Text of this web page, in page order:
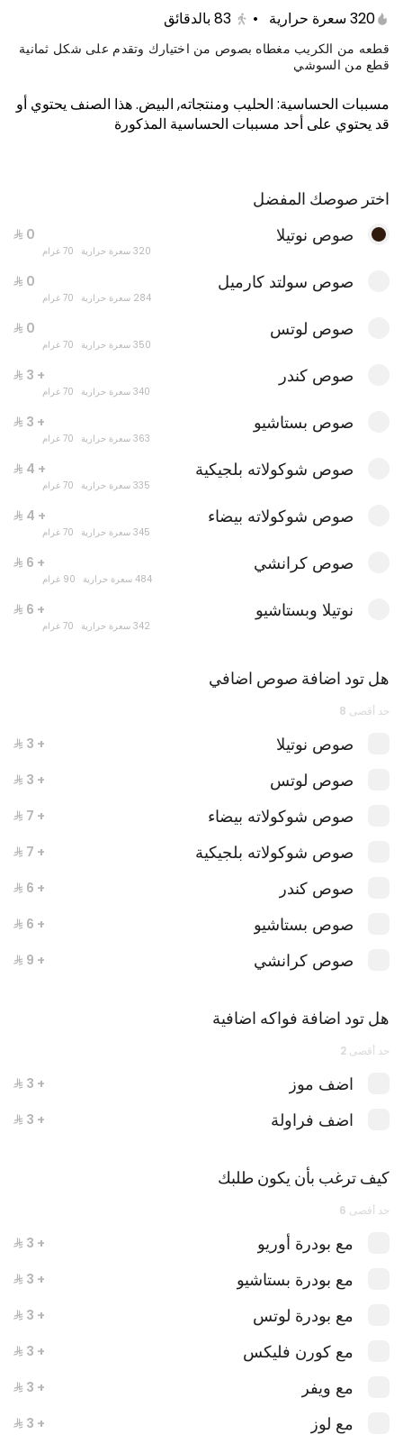
بوكس البايتس
بوكس البايتس الوسط
بايتسي بوكس
بوكس عشاق الوافل
320 سعرة حرارية •
83 بالدقائق
قطعه من الكريب مغطاه بصوص من اختيارك وتقدم على شكل ثمانية
قطع من السوشي
مسببات الحساسية: الحليب ومنتجاته, البيض.هذا الصنف يحتوي أو
قد يحتوي على أحد مسببات الحساسية المذكورة
اختر صوصك المفضل
صوص نوتيلا
320 سعرة حرارية 70 غرام
صوص سولتد كارميل
284 سعرة حرارية 70 غرام
صوص لوتس
350 سعرة حرارية 70 غرام
صوص كندر + ⁨⁦‪‬ 3⁩
340 سعرة حرارية 70 غرام
صوص بستاشيو + ⁨⁦‪‬ 3⁩
363 سعرة حرارية 70 غرام
صوص شوكولاته بلجيكية + ⁨⁦‪‬ 4⁩
335 سعرة حرارية 70 غرام
صوص شوكولاته بيضاء + ⁨⁦‪‬ 4⁩
345 سعرة حرارية 70 غرام
صوص كرانشي + ⁨⁦‪‬ 6⁩
484 سعرة حرارية 90 غرام
نوتيلا وبستاشيو + ⁨⁦‪‬ 6⁩
342 سعرة حرارية 70 غرام
هل تود اضافة صوص اضافي
حد أقصى 8
صوص نوتيلا + ⁨⁦‪‬ 3⁩
صوص لوتس + ⁨⁦‪‬ 3⁩
صوص شوكولاته بيضاء + ⁨⁦‪‬ 7⁩
صوص شوكولاته بلجيكية + ⁨⁦‪‬ 7⁩
صوص كندر + ⁨⁦‪‬ 6⁩
صوص بستاشيو + ⁨⁦‪‬ 6⁩
صوص كرانشي + ⁨⁦‪‬ 9⁩
هل تود اضافة فواكه اضافية
حد أقصى 2
اضف موز + ⁨⁦‪‬ 3⁩
اضف فراولة + ⁨⁦‪‬ 3⁩
كيف ترغب بأن يكون طلبك
حد أقصى 6
مع بودرة أوريو + ⁨⁦‪‬ 3⁩
مع بودرة بستاشيو + ⁨⁦‪‬ 3⁩
مع بودرة لوتس + ⁨⁦‪‬ 3⁩
مع كورن فليكس + ⁨⁦‪‬ 3⁩
مع ويفر + ⁨⁦‪‬ 3⁩
مع لوز + ⁨⁦‪‬ 3⁩